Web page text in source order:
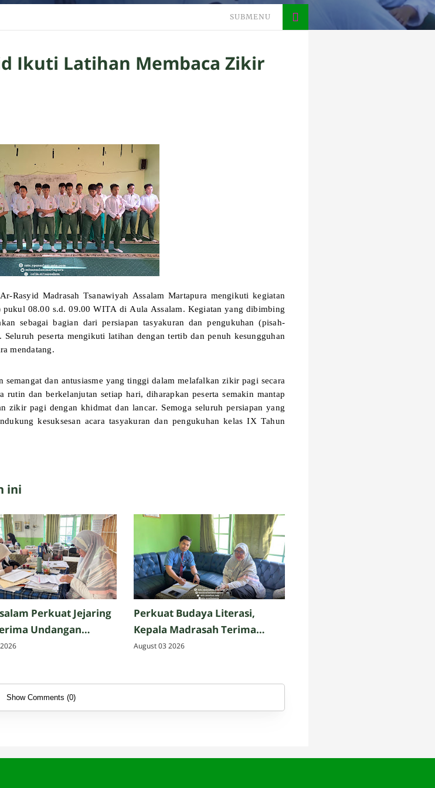
SUBMENU
Ikuti Latihan Membaca Zikir
Madrasah Tsanawiyah Assalam Martapura mengikuti kegiatan
pukul 08.00 s.d. 09.00 WITA di Aula Assalam. Kegiatan yang dibimbing
sebagai bagian dari persiapan tasyakuran dan pengukuhan (pisah-
peserta mengikuti latihan dengan tertib dan penuh kesungguhan
mendatang.
dan antusiasme yang tinggi dalam melafalkan zikir pagi secara
rutin dan berkelanjutan setiap hari, diharapkan peserta semakin mantap
zikir pagi dengan khidmat dan lancar. Semoga seluruh persiapan yang
kesuksesan acara tasyakuran dan pengukuhan kelas IX Tahun
ini
Perkuat Jejaring
Undangan
Gabungan Se-
Perkuat Budaya Literasi,
Kepala Madrasah Terima
Mitra Penyedia Bahan Bacaan
August 03 2026
Show Comments (0)